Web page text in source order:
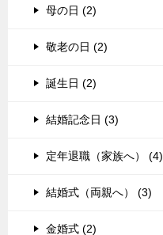
母の日 (2)
敬老の日 (2)
誕生日 (2)
結婚記念日 (3)
定年退職（家族へ） (4)
結婚式（両親へ） (3)
金婚式 (2)